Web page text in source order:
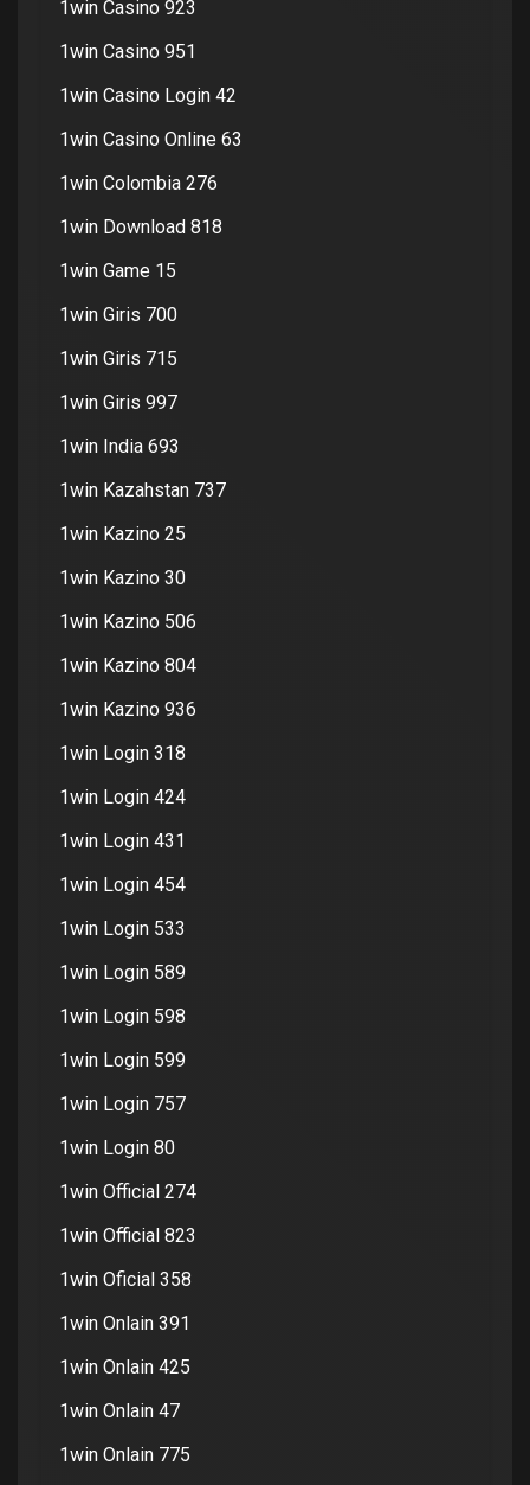
1win Casino 923
1win Casino 951
1win Casino Login 42
1win Casino Online 63
1win Colombia 276
1win Download 818
1win Game 15
1win Giris 700
1win Giris 715
1win Giris 997
1win India 693
1win Kazahstan 737
1win Kazino 25
1win Kazino 30
1win Kazino 506
1win Kazino 804
1win Kazino 936
1win Login 318
1win Login 424
1win Login 431
1win Login 454
1win Login 533
1win Login 589
1win Login 598
1win Login 599
1win Login 757
1win Login 80
1win Official 274
1win Official 823
1win Oficial 358
1win Onlain 391
1win Onlain 425
1win Onlain 47
1win Onlain 775